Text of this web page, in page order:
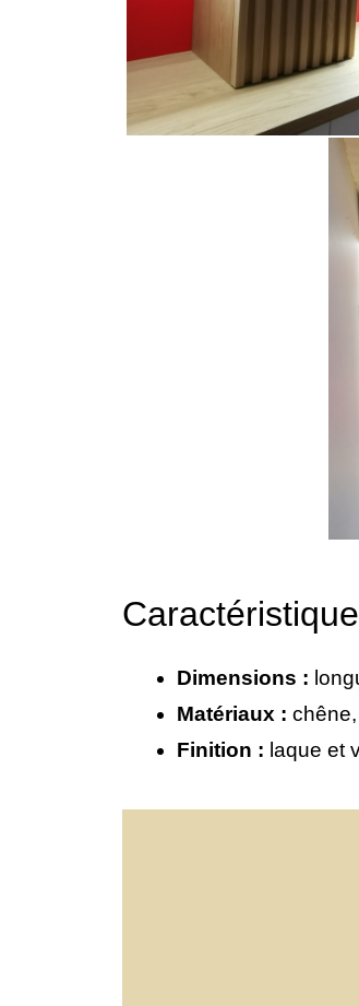
Dimensions :
Matériaux :
Finition : laque et